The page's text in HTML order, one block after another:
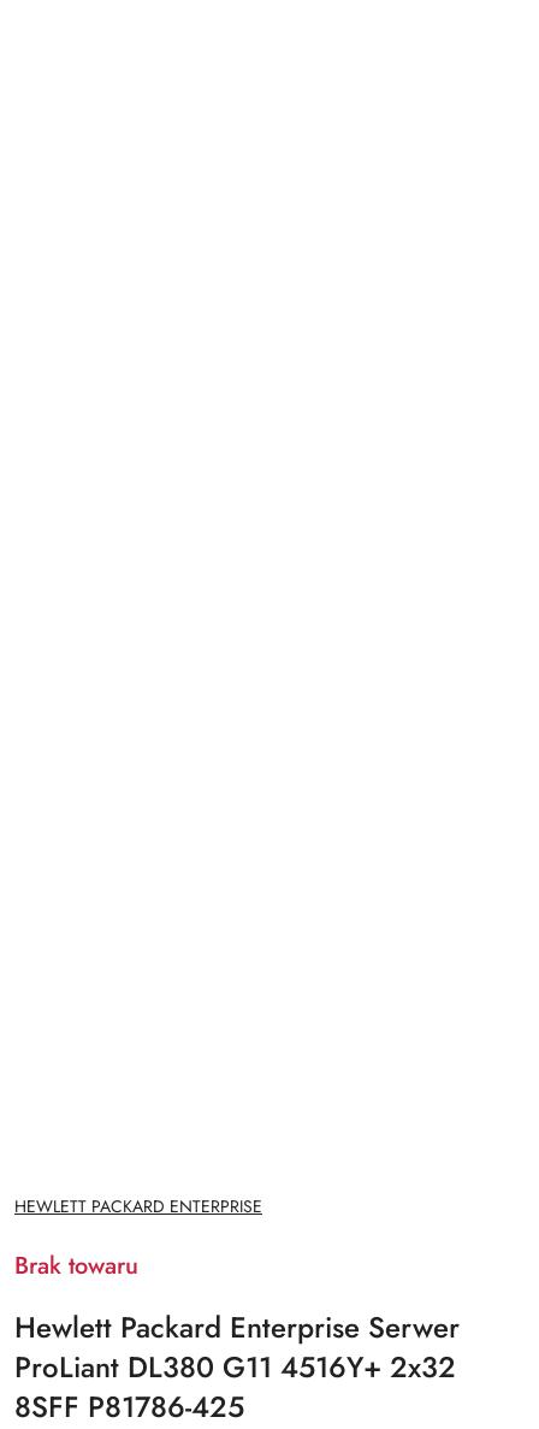
NAZWA
PRODUCENTA:
HEWLETT PACKARD ENTERPRISE
Brak towaru
Hewlett Packard Enterprise Serwer
ProLiant DL380 G11 4516Y+ 2x32
8SFF P81786-425